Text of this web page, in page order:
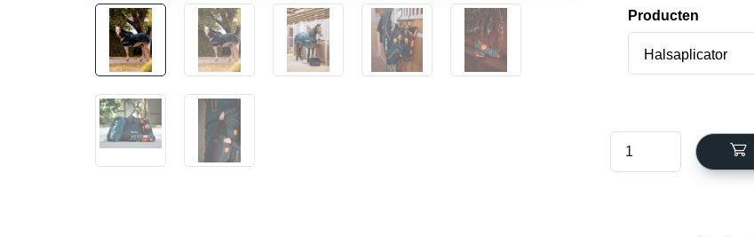
Producten
Halsaplicator